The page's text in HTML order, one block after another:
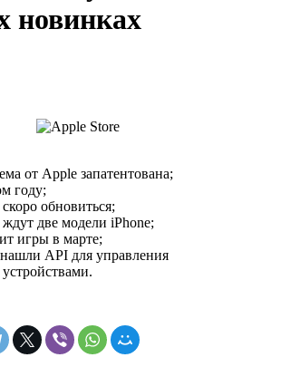
новинках
от Apple запатентована;
году;
обновиться;
две модели iPhone;
игры в марте;
API для управления